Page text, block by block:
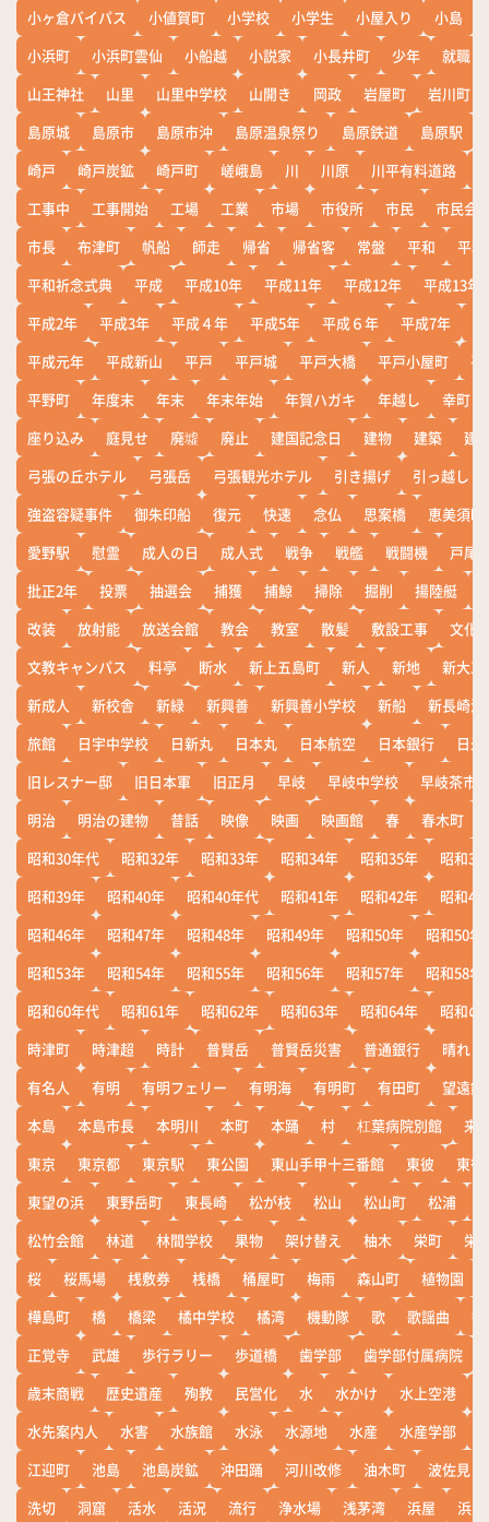
小ヶ倉バイパス 小値賀町 小学校 小学生 小屋入り 小島
小浜町
小浜町雲仙 小船越 小説家 小長井町 少年
就職
山王神社
山里 山里中学校 山開き 岡政 岩屋町
岩川町
島原城
島原市 島原市沖 島原温泉祭り 島原鉄道 島原駅
崎戸
崎戸炭鉱 崎戸町 嵯峨島 川 川原 川平有料道路
工事中
工事開始 工場 工業 市場 市役所 市民
市民会
市長
布津町 帆船 師走 帰省 帰省客 常盤 平和
平
平和祈念式典
平成 平成10年 平成11年 平成12年
平成13年
平成2年
平成3年 平成４年 平成5年 平成６年 平成7年
平成元年
平成新山 平戸 平戸城 平戸大橋 平戸小屋町
平
平野町
年度末 年末 年末年始 年賀ハガキ 年越し
幸町
座り込み
庭見せ 廃墟 廃止 建国記念日 建物 建築
建
弓張の丘ホテル
弓張岳 弓張観光ホテル 引き揚げ
引っ越し
強盗容疑事件
御朱印船 復元 快速 念仏 思案橋
恵美須町
愛野駅
慰霊 成人の日 成人式 戦争 戦艦 戦闘機
戸尾
批正2年
投票 抽選会 捕獲 捕鯨 掃除 掘削 揚陸艇
改装
放射能 放送会館 教会 教室 散髪 敷設工事
文化
文教キャンパス
料亭 断水 新上五島町 新人 新地
新大工
新成人
新校舎 新緑 新興善 新興善小学校 新船
新長崎漁
旅館
日宇中学校 日新丸 日本丸 日本航空 日本銀行
日
旧レスナー邸
旧日本軍 旧正月 早岐 早岐中学校
早岐茶市
明治
明治の建物 昔話 映像 映画 映画館 春 春木町
昭和30年代
昭和32年 昭和33年 昭和34年 昭和35年
昭和36
昭和39年
昭和40年 昭和40年代 昭和41年 昭和42年
昭和43
昭和46年
昭和47年 昭和48年 昭和49年 昭和50年
昭和50年
昭和53年
昭和54年 昭和55年 昭和56年 昭和57年
昭和58年
昭和60年代
昭和61年 昭和62年 昭和63年 昭和64年
昭和の
時津町
時津超 時計 普賢岳 普賢岳災害 普通銀行
晴れ
有名人
有明 有明フェリー 有明海 有明町 有田町
望遠鏡
本島
本島市長 本明川 本町 本踊 村 杠葉病院別館
来
東京
東京都 東京駅 東公園 東山手甲十三番館 東彼
東彼
東望の浜
東野岳町 東長崎 松が枝 松山 松山町 松浦
松竹会館
林道 林間学校 果物 架け替え 柚木 栄町
栄
桜
桜馬場 桟敷券 桟橋 桶屋町 梅雨 森山町 植物園
樺島町
橋 橋梁 橘中学校 橘湾 機動隊 歌 歌謡曲
正覚寺
武雄 歩行ラリー 歩道橋 歯学部 歯学部付属病院
歳末商戦
歴史遺産 殉教 民営化 水 水かけ 水上空港
水先案内人
水害 水族館 水泳 水源地 水産 水産学部
江迎町
池島 池島炭鉱 沖田踊 河川改修 油木町
波佐見
洗切
洞窟 活水 活況 流行 浄水場 浅茅湾 浜屋
浜